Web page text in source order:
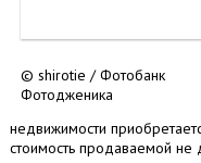
© shirotie / Фотобанк
Фотодженика
недвижимости
стоимость продаваемой